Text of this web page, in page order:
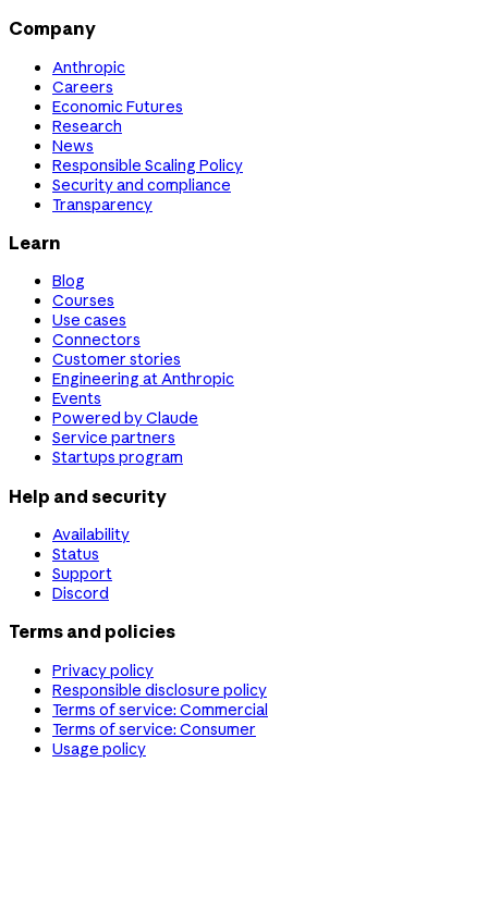
Company
Anthropic
Careers
Economic Futures
Research
News
Responsible Scaling Policy
Security and compliance
Transparency
Learn
Blog
Courses
Use cases
Connectors
Customer stories
Engineering at Anthropic
Events
Powered by Claude
Service partners
Startups program
Help and security
Availability
Status
Support
Discord
Terms and policies
Privacy policy
Responsible disclosure policy
Terms of service: Commercial
Terms of service: Consumer
Usage policy